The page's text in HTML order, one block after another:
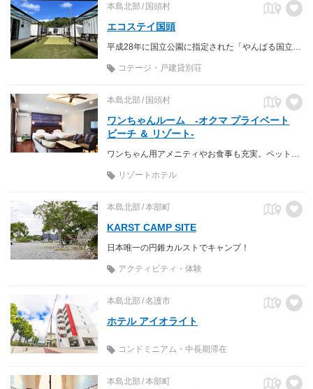
本島北部 国頭村
エコステイ国頭
コテージ・戸建貸別荘
本島北部 国頭村
ワンちゃんルーム -オクマ プライベート
ビーチ ＆ リゾート-
リゾートホテル
本島北部 本部町
KARST CAMP SITE
日本唯一の円錐カルストでキャンプ！
アクティビティ・体験
本島北部 名護市
ホテル アイオライト
コンドミニアム・中長期滞在
本島北部 本部町